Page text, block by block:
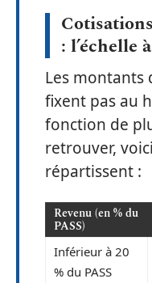
: l’échelle
Les montants
fixent pas au
fonction de
retrouver,
répartissent :
Revenu (en % du
PASS)
Inférieur à 20
% du PASS